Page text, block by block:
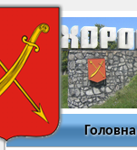
Головна